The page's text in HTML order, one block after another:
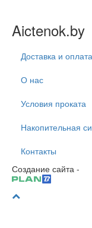
Aictenok.by
Доставка и оплата
О нас
Условия проката
Накопительная
Контакты
Создание сайта -